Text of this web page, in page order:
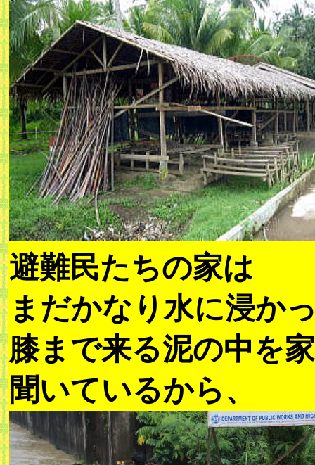
避難民たちの家は
まだかなり水に浸か
膝まで来る泥の中を
聞いているから、